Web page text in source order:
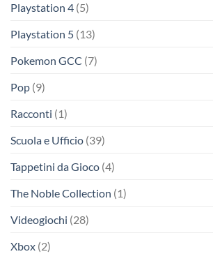
Playstation 4 (5)
Playstation 5 (13)
Pokemon GCC (7)
Pop (9)
Racconti (1)
Scuola e Ufficio (39)
Tappetini da Gioco (4)
The Noble Collection (1)
Videogiochi (28)
Xbox (2)